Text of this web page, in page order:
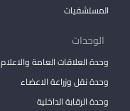
المستشفيات
الوحدات
وحدة العلاقات العامة والاعلام
وحدة نقل وزراعة الاعضاء
وحدة الرقابة الداخلية